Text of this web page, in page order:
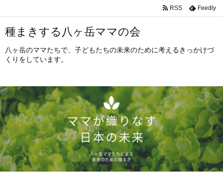
種まきする八ヶ岳ママの会
八ヶ岳のママたちで、子どもたちの未来のために考えるきっかけづ
くりをしています。
RSS Feedly